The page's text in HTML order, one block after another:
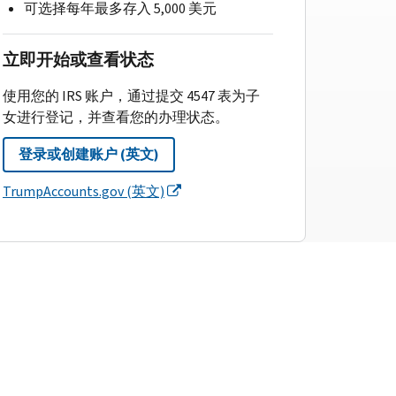
可选择每年最多存入 5,000 美元
立即开始或查看状态
使用您的 IRS 账户，通过提交 4547 表为子
女进行登记，并查看您的办理状态。
登录或创建账户 (英文)
TrumpAccounts.gov (英文)